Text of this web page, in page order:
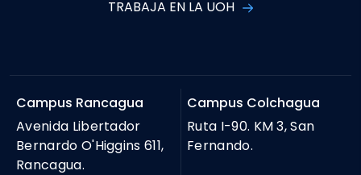
TRABAJA EN LA UOH
Campus Rancagua
Avenida Libertador
Bernardo O'Higgins 611,
Rancagua.
Campus Colchagua
Ruta I-90. KM 3, San
Fernando.